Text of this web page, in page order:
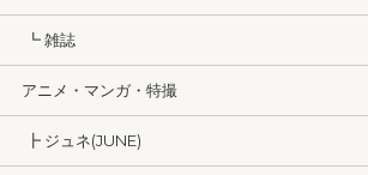
┗ 雑誌
アニメ・マンガ・特撮
┣ ジュネ(JUNE)